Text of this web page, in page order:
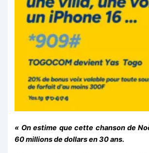
« On estime que cette chanson de
60 millions de dollars en 30 ans.